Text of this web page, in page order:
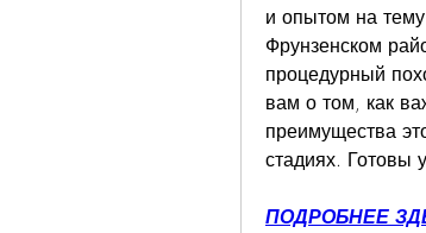
и опытом на
Фрунзенском
процедурный
вам о том, как
преимущества
стадиях. Готовы
ПОДРОБНЕЕ